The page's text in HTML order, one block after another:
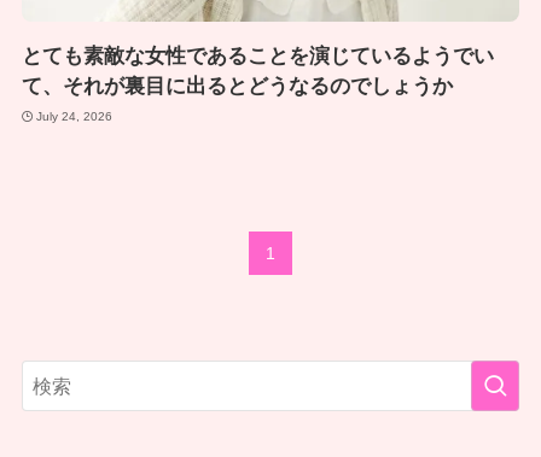
とても素敵な女性であることを演じているようでい
て、それが裏目に出るとどうなるのでしょうか
July 24, 2026
1